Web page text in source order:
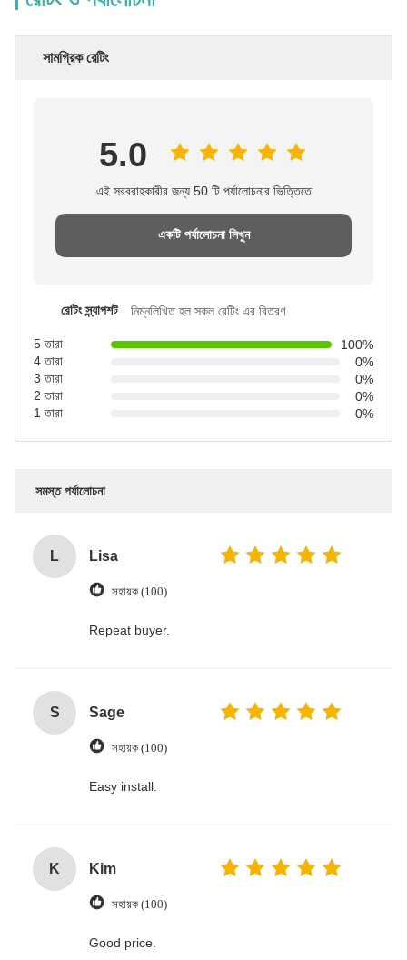
সামগ্রিক রেটিং
5.0
এই সরবরাহকারীর জন্য 50 টি পর্যালোচনার ভিত্তিতে
একটি পর্যালোচনা লিখুন
রেটিং স্ন্যাপশট নিম্নলিখিত হল সকল রেটিং এর বিতরণ
5 তারা
100%
4 তারা
0%
3 তারা
0%
2 তারা
0%
1 তারা
0%
সমস্ত পর্যালোচনা
L Lisa
সহায়ক (100)
Repeat buyer.
S Sage
সহায়ক (100)
Easy install.
K Kim
সহায়ক (100)
Good price.